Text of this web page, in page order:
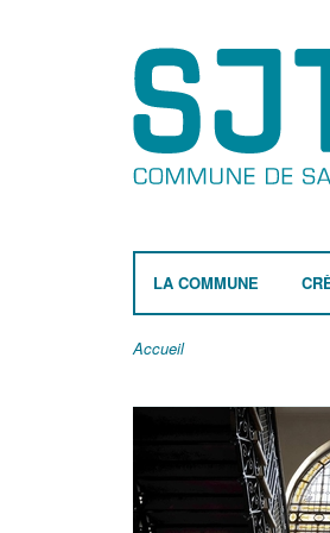
LA COMMUNE
Accueil